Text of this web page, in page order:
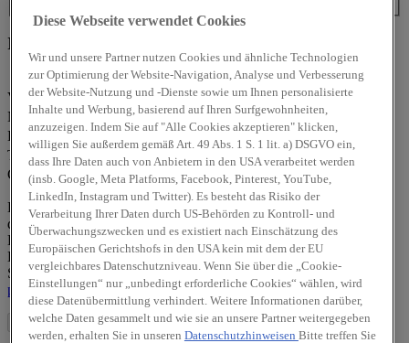
Ihre Kontaktdaten
Frau Herr
Divers
Vorname *
Nachname *
E-Mail-Adresse *
Telefonnummer *
Captcha
Die von Ihnen angegebenen personenbezogenen Daten werden
durch den zuständigen Vertragshändler allein zur Bearbeitung Ihrer
Kontaktanfrage verarbeitet. Weitere Hinweise zur
Datenverarbeitung und Ihren Rechten als betroffene Person finden
Sie in unserer Datenschutzerklärung unter https://hyundai-
partners/herbrand-art-mobil-gmbh-kevelaer/datenschutz
Absenden
Diese Webseite verwendet Cookies
Wir und unsere Partner nutzen Cookies und ähnliche Technologien
zur Optimierung der Website-Navigation, Analyse und Verbesserung
der Website-Nutzung und -Dienste sowie um Ihnen personalisierte
Inhalte und Werbung, basierend auf Ihren Surfgewohnheiten,
anzuzeigen. Indem Sie auf "Alle Cookies akzeptieren" klicken,
willigen Sie außerdem gemäß Art. 49 Abs. 1 S. 1 lit. a) DSGVO ein,
dass Ihre Daten auch von Anbietern in den USA verarbeitet werden
(insb. Google, Meta Platforms, Facebook, Pinterest, YouTube,
LinkedIn, Instagram und Twitter). Es besteht das Risiko der
Verarbeitung Ihrer Daten durch US-Behörden zu Kontroll- und
Überwachungszwecken und es existiert nach Einschätzung des
Europäischen Gerichtshofs in den USA kein mit dem der EU
vergleichbares Datenschutzniveau. Wenn Sie über die „Cookie-
Einstellungen“ nur „unbedingt erforderliche Cookies“ wählen, wird
diese Datenübermittlung verhindert. Weitere Informationen darüber,
welche Daten gesammelt und wie sie an unsere Partner weitergegeben
werden, erhalten Sie in unseren Datenschutzhinweisen Bitte treffen Sie